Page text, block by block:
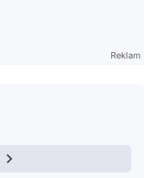
Reklam